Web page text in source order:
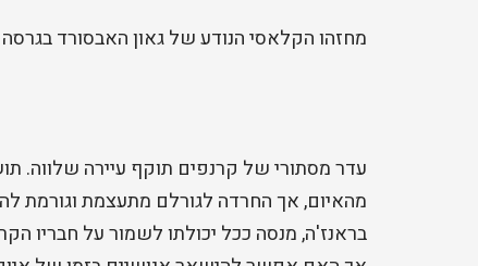
מחזהו הקלאסי הנודע של גאון האבסורד בגרסה
עדר מסתורי של קרנפים תוקף עיירה שלווה.
מהאיום, אך החרדה לגורלם מתעצמת וגורמת
בראנז'ה, מנסה ככל יכולתו לשמור על חבריו